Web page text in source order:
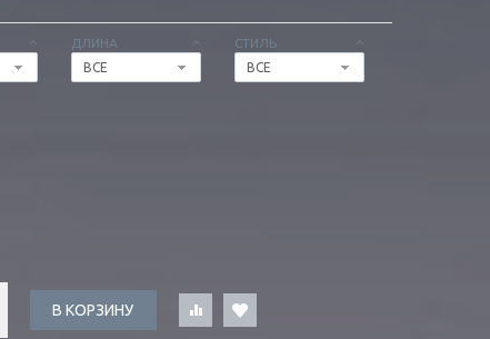
ДЛИНА
ВСЕ
СТИЛЬ
ВСЕ
В КОРЗИНУ